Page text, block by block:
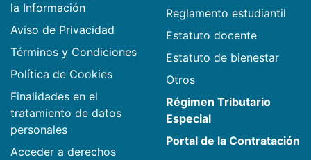
la Información
Aviso de Privacidad
Términos y Condiciones
Política de Cookies
Finalidades en el
tratamiento de datos
personales
Acceder a derechos
Reglamento estudiantil
Estatuto docente
Estatuto de bienestar
Otros
Régimen Tributario
Especial
Portal de la Contratación